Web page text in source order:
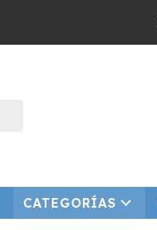
CATEGORÍAS